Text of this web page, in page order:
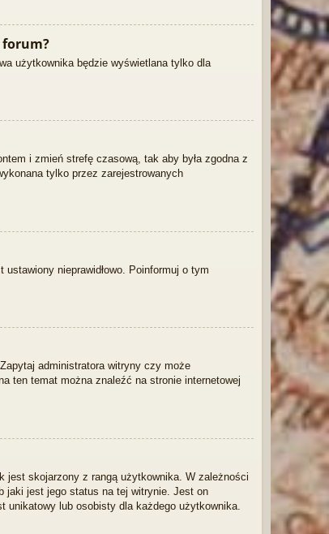
użytkownika będzie wyświetlana tylko dla
i zmień strefę czasową, tak aby była zgodna z
tylko przez zarejestrowanych
nieprawidłowo. Poinformuj o tym
administratora witryny czy może
ten temat można znaleźć na stronie internetowej
jest skojarzony z rangą użytkownika. W zależności
jaki jest jego status na tej witrynie. Jest on
lub osobisty dla każdego użytkownika.